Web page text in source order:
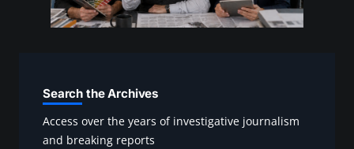
Search the Archives
Access over the years of investigative journalism
and breaking reports